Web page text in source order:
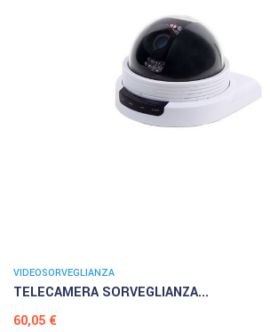
VIDEOSORVEGLIANZA
TELECAMERA SORVEGLIANZA...
Prezzo
60,05 €